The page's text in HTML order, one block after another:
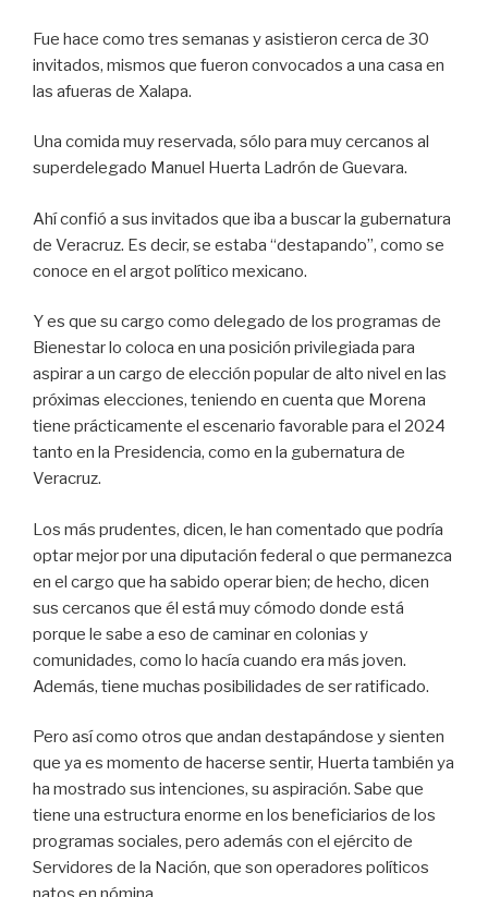
Fue hace como tres semanas y asistieron cerca de 30
invitados, mismos que fueron convocados a una casa en
las afueras de Xalapa.
Una comida muy reservada, sólo para muy cercanos al
superdelegado Manuel Huerta Ladrón de Guevara.
Ahí confió a sus invitados que iba a buscar la gubernatura
de Veracruz. Es decir, se estaba “destapando”, como se
conoce en el argot político mexicano.
Y es que su cargo como delegado de los programas de
Bienestar lo coloca en una posición privilegiada para
aspirar a un cargo de elección popular de alto nivel en las
próximas elecciones, teniendo en cuenta que Morena
tiene prácticamente el escenario favorable para el 2024
tanto en la Presidencia, como en la gubernatura de
Veracruz.
Los más prudentes, dicen, le han comentado que podría
optar mejor por una diputación federal o que permanezca
en el cargo que ha sabido operar bien; de hecho, dicen
sus cercanos que él está muy cómodo donde está
porque le sabe a eso de caminar en colonias y
comunidades, como lo hacía cuando era más joven.
Además, tiene muchas posibilidades de ser ratificado.
Pero así como otros que andan destapándose y sienten
que ya es momento de hacerse sentir, Huerta también ya
ha mostrado sus intenciones, su aspiración. Sabe que
tiene una estructura enorme en los beneficiarios de los
programas sociales, pero además con el ejército de
Servidores de la Nación, que son operadores políticos